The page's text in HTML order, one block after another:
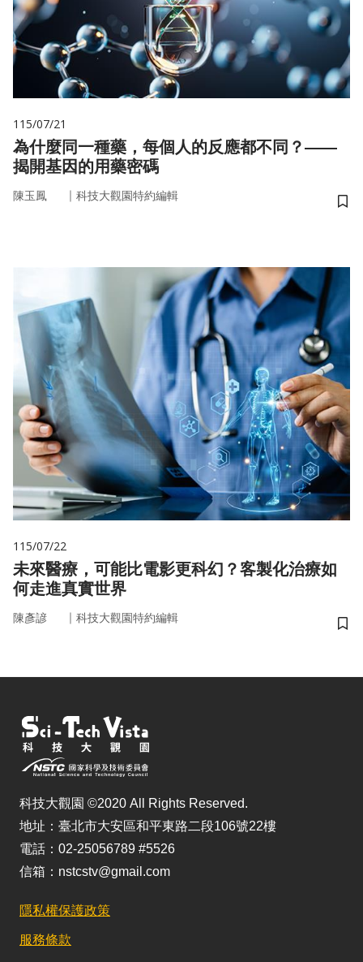
115/07/21
為什麼同一種藥，每個人的反應都不同？——
揭開基因的用藥密碼
陳玉鳳 ｜ 科技大觀園特約編輯
儲
115/07/22
未來醫療，可能比電影更科幻？客製化治療如
何走進真實世界
陳彥諺 ｜ 科技大觀園特約編輯
儲
科技大觀園 ©2020 All Rights Reserved.
地址：臺北市大安區和平東路二段106號22樓
電話：02-25056789 #5526
信箱：nstcstv@gmail.com
隱私權保護政策
服務條款